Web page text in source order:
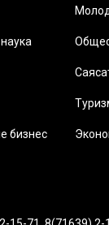
бизнес